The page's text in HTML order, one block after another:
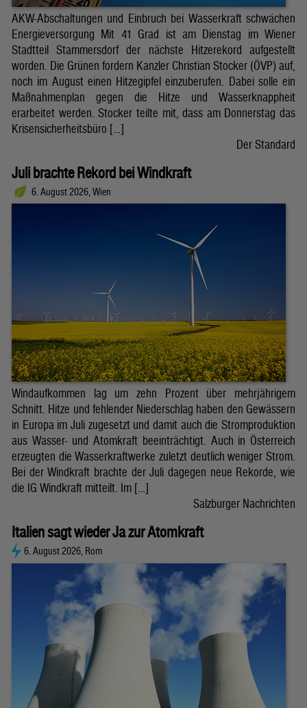
AKW-Abschaltungen und Einbruch bei Wasserkraft schwächen
Energieversorgung Mit 41 Grad ist am Dienstag im Wiener
Stadtteil Stammersdorf der nächste Hitzerekord aufgestellt
worden. Die Grünen fordern Kanzler Christian Stocker (ÖVP) auf,
noch im August einen Hitzegipfel einzuberufen. Dabei solle ein
Maßnahmenplan gegen die Hitze und Wasserknappheit
erarbeitet werden. Stocker teilte mit, dass am Donnerstag das
Krisensicherheitsbüro […]
Der Standard
Juli brachte Rekord bei Windkraft
6. August 2026, Wien
Windaufkommen lag um zehn Prozent über mehrjährigem
Schnitt. Hitze und fehlender Niederschlag haben den Gewässern
in Europa im Juli zugesetzt und damit auch die Stromproduktion
aus Wasser- und Atomkraft beeinträchtigt. Auch in Österreich
erzeugten die Wasserkraftwerke zuletzt deutlich weniger Strom.
Bei der Windkraft brachte der Juli dagegen neue Rekorde, wie
die IG Windkraft mitteilt. Im […]
Salzburger Nachrichten
Italien sagt wieder Ja zur Atomkraft
6. August 2026, Rom